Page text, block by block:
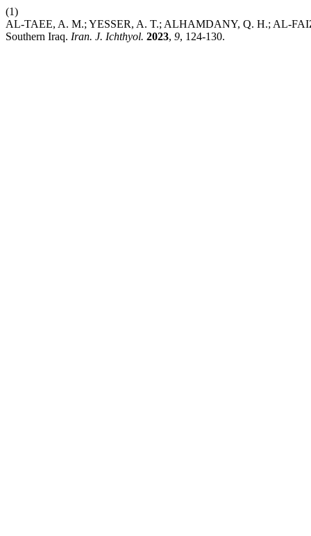
(1)
AL-TAEE, A. M.; YESSER, A. T.; ALHAMDANY, Q. H.; AL-
Southern Iraq. Iran. J. Ichthyol. 2023, 9, 124-130.